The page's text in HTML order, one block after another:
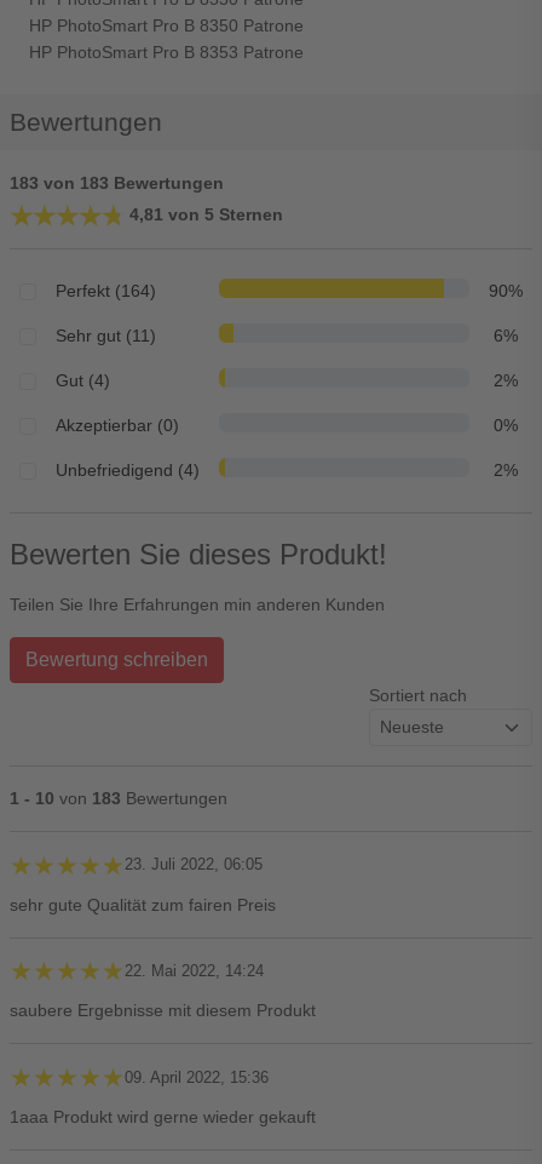
HP PhotoSmart Pro B 8350 Patrone
HP PhotoSmart Pro B 8353 Patrone
Bewertungen
183 von 183 Bewertungen
★★★★★
★★★★★ 4,81 von 5 Sternen
Perfekt (164) 90%
Sehr gut (11) 6%
Gut (4) 2%
Akzeptierbar (0) 0%
Unbefriedigend (4) 2%
Bewerten Sie dieses Produkt!
Teilen Sie Ihre Erfahrungen min anderen Kunden
Bewertung schreiben
Sortiert nach
1 - 10 von 183 Bewertungen
★★★★★
★★★★★ 23. Juli 2022, 06:05
sehr gute Qualität zum fairen Preis
★★★★★
★★★★★ 22. Mai 2022, 14:24
saubere Ergebnisse mit diesem Produkt
★★★★★
★★★★★09. April 2022, 15:36
1aaa Produkt wird gerne wieder gekauft